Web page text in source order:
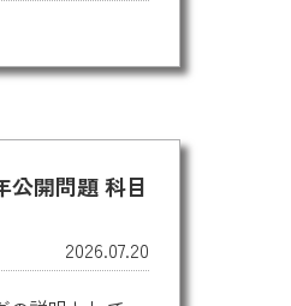
公開問題 科目
2026.07.20